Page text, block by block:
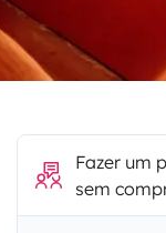
Fazer um
sem